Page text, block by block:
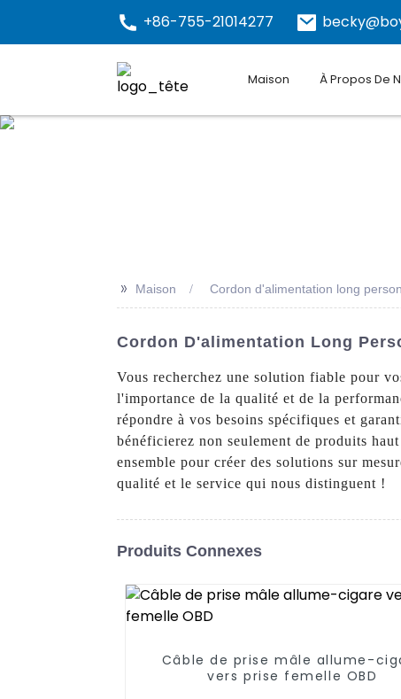
+86-755-21014277
Maison À Propos De
>> Maison Cordon d'alimentation long
Cordon D'alimentation Long
Vous recherchez une solution fiable pour
l'importance de la qualité et de la
répondre à vos besoins spécifiques et
bénéficierez non seulement de produits
ensemble pour créer des solutions sur
qualité et le service qui nous distinguent !
Produits Connexes
Câble de prise mâle allume-
vers prise femelle OBD